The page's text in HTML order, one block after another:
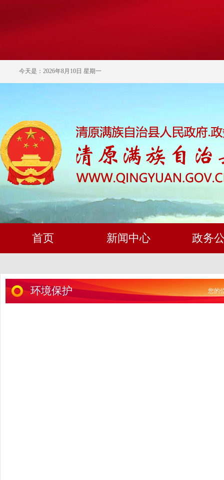
今天是：2026年8月10日 星期一
首页 新闻中心 政务
环境保护 您的